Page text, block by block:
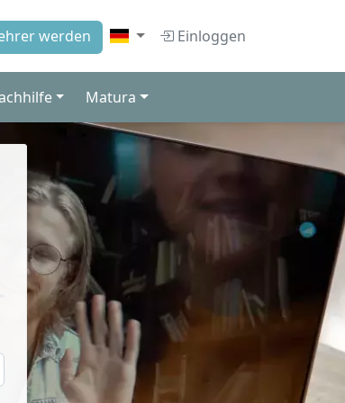
werden Einloggen
Matura